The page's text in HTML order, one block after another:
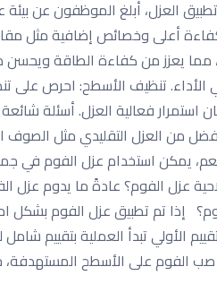
يعزز من كفاءة الطاقة ويحسن
تنظيف الأسطح: احرص على
من العزل التقليدي مثل الصوف
المباني؟ نعم، يمكن استخدام عزل
صحية مرتبطة بعزل الفوم؟ إذا تم تطبيق